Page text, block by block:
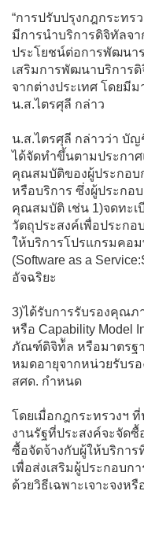
“การปรับปรุงกฎกระทร
มีการนำบริการดิจิทัลจ
ประโยชน์ต่อการพัฒนา
เสริมการพัฒนาบริการ
จากต่างประเทศ โดยมีม
น.ส.ไตรศุลี กล่าว
น.ส.ไตรศุลี กล่าวว่า บัญ
ได้จัดทำขึ้นตามประกา
คุณสมบัติของผู้ประกอบ
หรือบริการ ซึ่งผู้ประกอ
คุณสมบัติ เช่น 1)จดทะเ
วัตถุประสงค์เพื่อประก
ให้บริการโปรแกรมคอม
(Software as a
อัจฉริยะ
3)ได้รับการรับรองคุณภ
หรือ Capability Model
ภัณฑ์ดิจิท้ัล หรือมาตรฐ
หมดอายุจากหน่วยรับร
สศด. กำหนด
โดยเมื่อกฎกระทรวงฯ
งานรัฐที่ประสงค์จะจัดซื้
ซื้อจัดจ้างกับผู้ให้บริกา
เพื่อส่งเสริมผู้ประกอบก
ด้วยวิธีเฉพาะเจาะจงห